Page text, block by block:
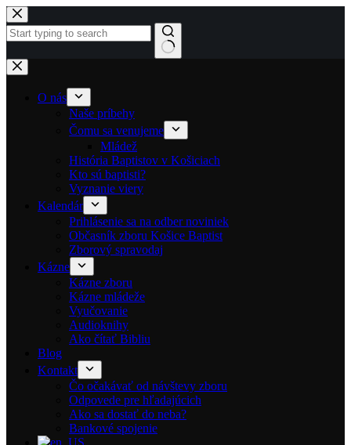
Skip to content
No results
O nás
Naše príbehy
Čomu sa venujeme
Mládež
História Baptistov v Košiciach
Kto sú baptisti?
Vyznanie viery
Kalendár
Prihlásenie sa na odber noviniek
Občasník zboru Košice Baptist
Zborový spravodaj
Kázne
Kázne zboru
Kázne mládeže
Vyučovanie
Audioknihy
Ako čítať Bibliu
Blog
Kontakt
Čo očakávať od návštevy zboru
Odpovede pre hľadajúcich
Ako sa dostať do neba?
Bankové spojenie